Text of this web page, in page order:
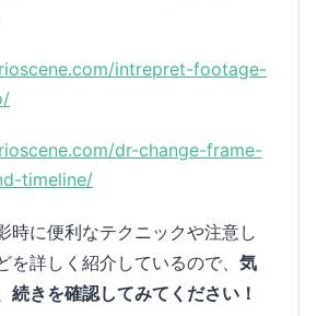
intrepret-footage-
dr-change-frame-
timeline/
時に便利なテクニックや注意し
を詳しく紹介しているので、 気
続きを確認してみてください！